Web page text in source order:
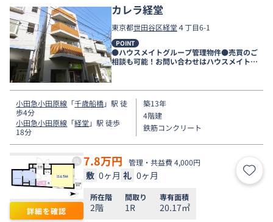
カレラ経堂
東京都世田谷区経堂４丁目6-1
POINT
●ハウスメイトグループ管理物件●売買のご
相談も可能！お問い合わせはハウスメイトシ
ョップ下北沢店まで●
小田急小田原線 「千歳船橋」駅 徒
歩4分
小田急小田原線 「経堂」駅 徒歩
18分
築13年
4階建
鉄筋コンクリート
詳細を確認
7.8万円 管理・共益費 4,000円
敷 0ヶ月 礼 0ヶ月 お気
所在階
2階
間取り
1R
専有面積
20.17㎡